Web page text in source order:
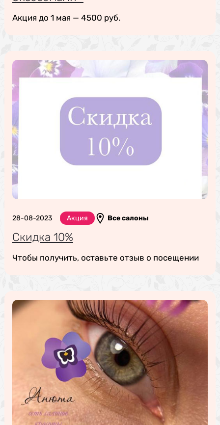
Акция до 1 мая — 4500 руб.
28-08-2023 Акция Все салоны
Скидка 10%
Чтобы получить, оставьте отзыв о посещении